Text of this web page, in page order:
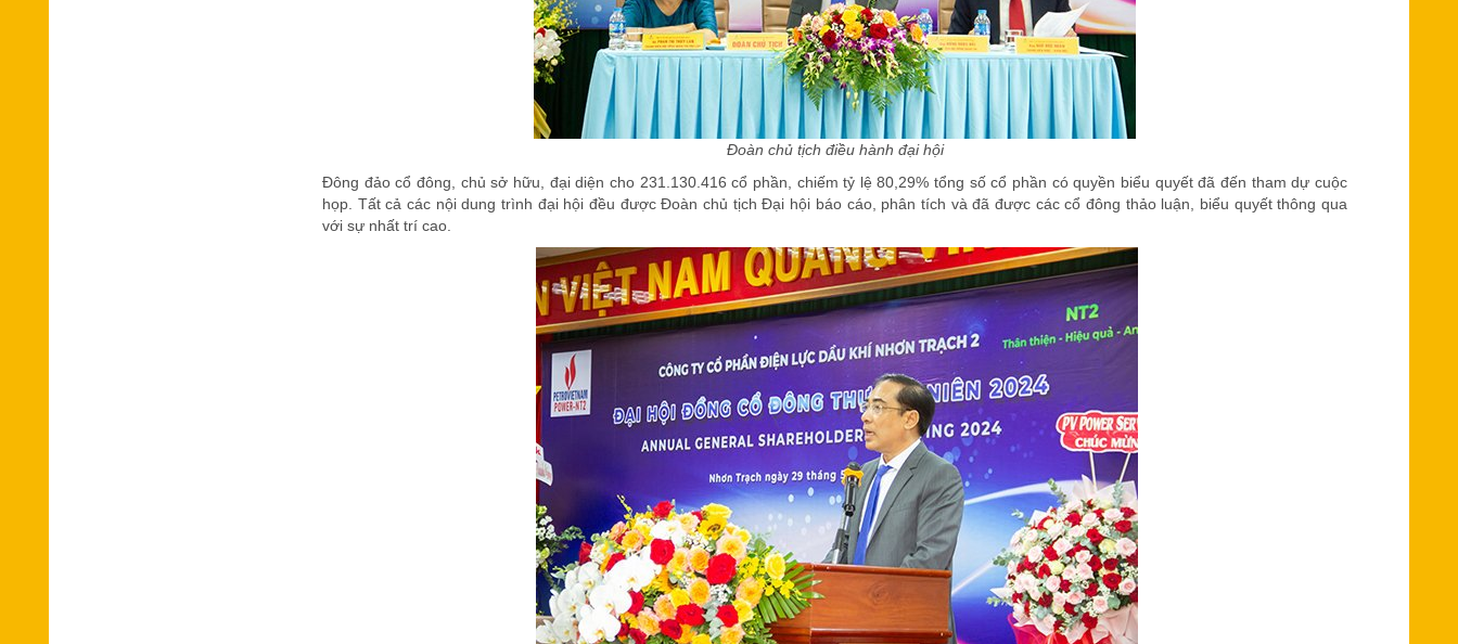
Đoàn chủ tịch điều hành đại hội
Đông đảo cổ đông, chủ sở hữu, đại diện cho 231.130.416 cổ phần, chiếm tỷ lệ 80,29% tổng số cổ phần có quyền biểu quyết đã đến tham dự cuộc
họp. Tất cả các nội dung trình đại hội đều được Đoàn chủ tịch Đại hội báo cáo, phân tích và đã được các cổ đông thảo luận, biểu quyết thông qua
với sự nhất trí cao.